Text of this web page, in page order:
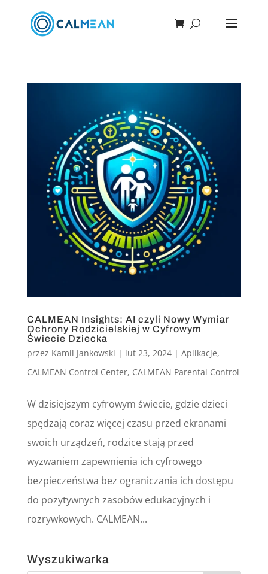
CALMEAN Insights: AI czyli Nowy Wymiar
Ochrony Rodzicielskiej w Cyfrowym
Świecie Dziecka
przez Kamil Jankowski | lut 23, 2024| Aplikacje,
CALMEAN Control Center, CALMEAN Parental Control
W dzisiejszym cyfrowym świecie, gdzie dzieci
spędzają coraz więcej czasu przed ekranami
swoich urządzeń, rodzice stają przed
wyzwaniem zapewnienia ich cyfrowego
bezpieczeństwa bez ograniczania ich dostępu
do pozytywnych zasobów edukacyjnych i
rozrywkowych. CALMEAN...
Wyszukiwarka